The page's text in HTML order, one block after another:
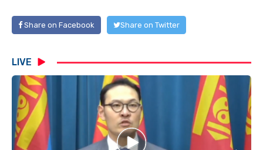
Share on Facebook Share on Twitter
LIVE